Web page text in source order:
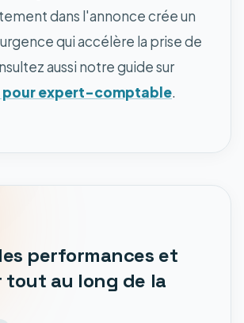
dans l'annonce crée un
qui accélère la prise de
aussi notre guide sur
pour expert-comptable.
performances et
tout au long de la